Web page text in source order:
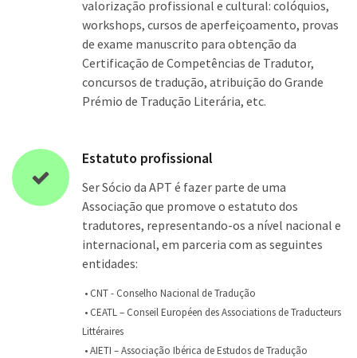
valorização profissional e cultural: colóquios,
workshops, cursos de aperfeiçoamento, provas
de exame manuscrito para obtenção da
Certificação de Competências de Tradutor,
concursos de tradução, atribuição do Grande
Prémio de Tradução Literária, etc.
Estatuto profissional
Ser Sócio da APT é fazer parte de uma
Associação que promove o estatuto dos
tradutores, representando-os a nível nacional e
internacional, em parceria com as seguintes
entidades:
• CNT - Conselho Nacional de Tradução
• CEATL – Conseil Européen des Associations de Traducteurs
Littéraires
• AIETI – Associação Ibérica de Estudos de Tradução